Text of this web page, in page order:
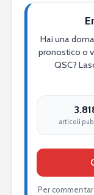
Hai una
pronostico o
QSC?
articoli
Per